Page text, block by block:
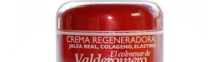
SELECCIONAR OPCIONESESTE
PRODUCTO
/